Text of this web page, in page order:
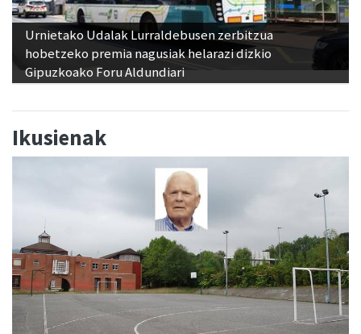
Urnietako Udalak Lurraldebusen zerbitzua
hobetzeko premia nagusiak helarazi dizkio
Gipuzkoako Foru Aldundiari
Ikusienak